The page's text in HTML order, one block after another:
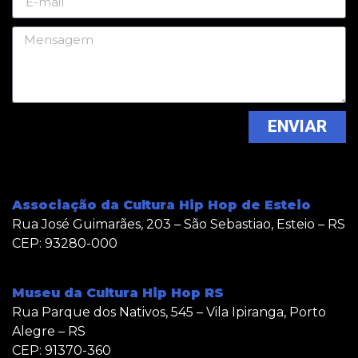
ENVIAR
Associação da Cultura Hip Hop de Esteio
Rua José Guimarães, 203 – São Sebastiao, Esteio – RS
CEP: 93280-000
Museu da Cultura Hip Hop RS
Rua Parque dos Nativos, 545 – Vila Ipiranga, Porto
Alegre – RS
CEP: 91370-360